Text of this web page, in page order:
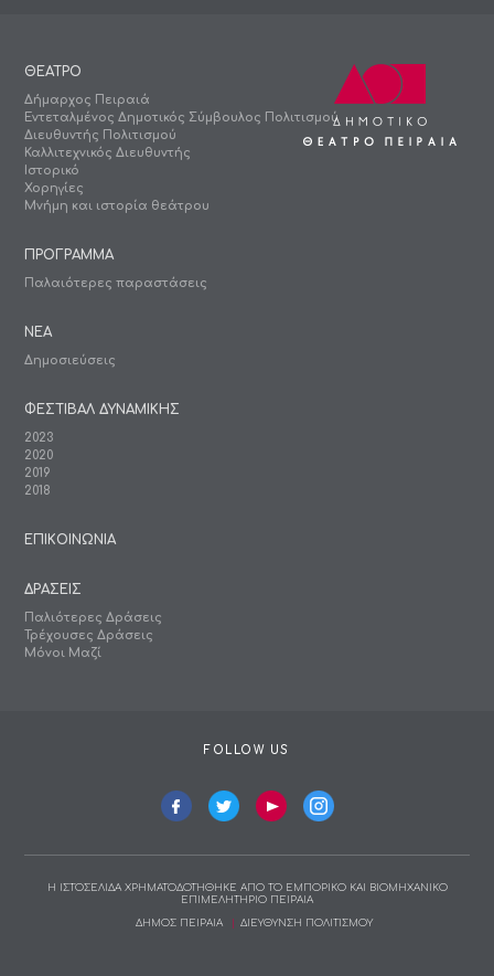
ΘΕΑΤΡΟ
Δήμαρχος Πειραιά
Εντεταλμένος Δημοτικός Σύμβουλος Πολιτισμού
Διευθυντής Πολιτισμού
Καλλιτεχνικός Διευθυντής
Ιστορικό
Χορηγίες
Μνήμη και ιστορία θεάτρου
ΠΡΟΓΡΑΜΜΑ
Παλαιότερες παραστάσεις
ΝΕΑ
Δημοσιεύσεις
ΦΕΣΤΙΒΑΛ ΔΥΝΑΜΙΚΗΣ
2023
2020
2019
2018
ΕΠΙΚΟΙΝΩΝΙΑ
ΔΡΑΣΕΙΣ
Παλιότερες Δράσεις
Τρέχουσες Δράσεις
Μόνοι Μαζί
FOLLOW US
Η ΙΣΤΟΣΕΛΙΔΑ ΧΡΗΜΑΤΟΔΟΤΗΘΗΚΕ ΑΠΟ ΤΟ ΕΜΠΟΡΙΚΟ ΚΑΙ ΒΙΟΜΗΧΑΝΙΚΟ
ΕΠΙΜΕΛΗΤΗΡΙΟ ΠΕΙΡΑΙΑ
ΔΗΜΟΣ ΠΕΙΡΑΙΑ ΔΙΕΥΘΥΝΣΗ ΠΟΛΙΤΙΣΜΟΥ